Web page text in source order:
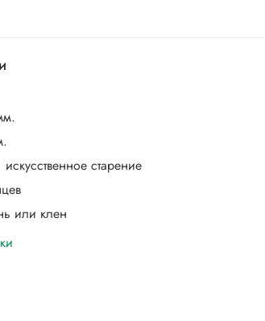
искусственное старение
или клен